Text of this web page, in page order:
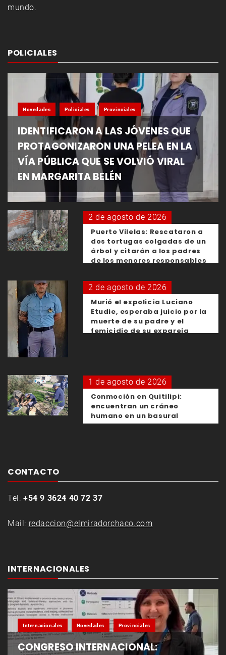
mundo.
POLICIALES
Novedades Policiales Provinciales
IDENTIFICARON A LAS JÓVENES QUE
PROTAGONIZARON UNA PELEA EN LA
VÍA PÚBLICA QUE SE VOLVIÓ VIRAL
EN MARGARITA BELÉN
2 de agosto de 2026
Puerto Vilelas: Rescataron a
dos tortugas colgadas de un
árbol y citarán a los padres
de los menores responsables
2 de agosto de 2026
Murió el expolicía Luciano
Etudie, esperaba juicio por la
muerte de su padre y el
femicidio de su expareja
1 de agosto de 2026
Conmoción en Quitilipi:
encuentran un cráneo
humano en un basural
CONTACTO
Tel: +54 9 3624 40 72 37
Mail: redaccion@elmiradorchaco.com
INTERNACIONALES
Internacionales Novedades Provinciales
CONGRESO INTERNACIONAL: